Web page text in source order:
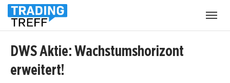
DWS Aktie: Wachstumshorizont
erweitert!